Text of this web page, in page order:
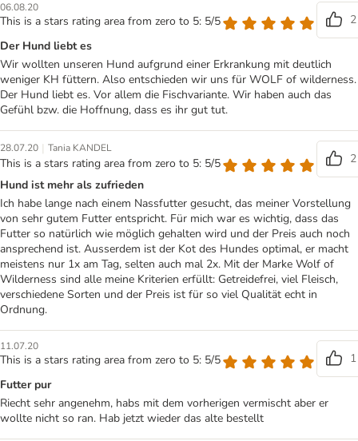
06.08.20
This is a stars rating area from zero to 5: 5/5
2
Der Hund liebt es
Wir wollten unseren Hund aufgrund einer Erkrankung mit deutlich
weniger KH füttern. Also entschieden wir uns für WOLF of wilderness.
Der Hund liebt es. Vor allem die Fischvariante. Wir haben auch das
Gefühl bzw. die Hoffnung, dass es ihr gut tut.
28.07.20 | Tania KANDEL
This is a stars rating area from zero to 5: 5/5
2
Hund ist mehr als zufrieden
Ich habe lange nach einem Nassfutter gesucht, das meiner Vorstellung
von sehr gutem Futter entspricht. Für mich war es wichtig, dass das
Futter so natürlich wie möglich gehalten wird und der Preis auch noch
ansprechend ist. Ausserdem ist der Kot des Hundes optimal, er macht
meistens nur 1x am Tag, selten auch mal 2x. Mit der Marke Wolf of
Wilderness sind alle meine Kriterien erfüllt: Getreidefrei, viel Fleisch,
verschiedene Sorten und der Preis ist für so viel Qualität echt in
Ordnung.
11.07.20
This is a stars rating area from zero to 5: 5/5
1
Futter pur
Riecht sehr angenehm, habs mit dem vorherigen vermischt aber er
wollte nicht so ran. Hab jetzt wieder das alte bestellt